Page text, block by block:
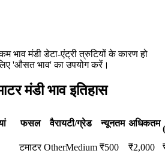
भाव मंडी डेटा-एंट्री त्रुटियों के कारण हो
'औसत भाव' का उपयोग करें।
मंडी भाव इतिहास
फसल वैरायटी/ग्रेड न्यूनतम अधिकतम
टमाटर OtherMedium ₹500 ₹2,000